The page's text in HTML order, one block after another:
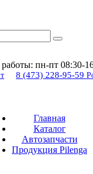
пн-пт 08:30-
8 (473) 228-95-59
Главная
Каталог
Автозапчасти
Продукция Pilenga